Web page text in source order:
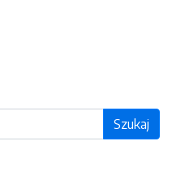
Szukaj